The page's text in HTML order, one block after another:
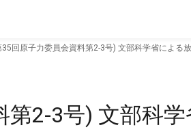
35回原子力委員会資料第2-3号) 文部科学省による
第2-3号) 文部科